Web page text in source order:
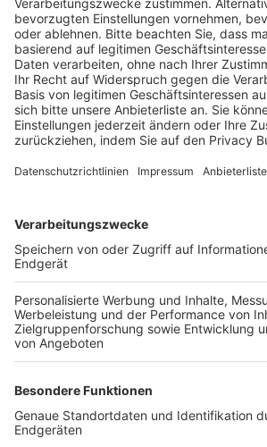
Schulungsangebot Vereinsmitarbeiter
BFV-Geschäftsstellen
Trainerbörse
Login SpielPlus
FOLGE DEM BFV
TOP-VEREINE
TOP-PARTNER